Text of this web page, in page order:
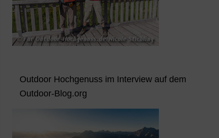
Outdoor Hochgenuss im Interview auf dem
Outdoor-Blog.org